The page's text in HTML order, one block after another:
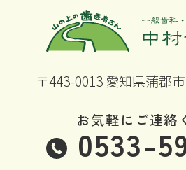
〒443-0013 愛知県蒲郡
お気軽にご連絡
0533-